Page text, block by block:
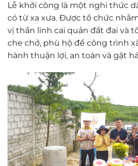
Lễ khởi công là một nghi thức
có từ xa xưa. Được tổ chức
vị thần linh cai quản đất đai và
che chở, phù hộ để công trình
hành thuận lợi, an toàn và gặt